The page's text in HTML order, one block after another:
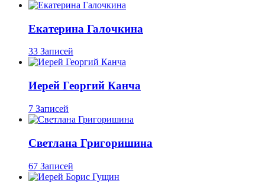
Екатерина Галочкина
33 Записей
Иерей Георгий Канча
7 Записей
Светлана Григоришина
67 Записей